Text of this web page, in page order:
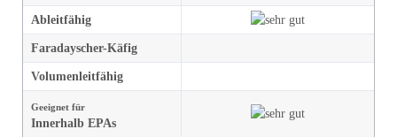
Ableitfähig
Faradayscher-Käfig
Volumen­leitfähig
Geeignet für
Innerhalb EPAs